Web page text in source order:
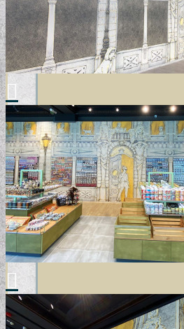
+
VINYL / LAMINÁLT PADLÓ
LAMINÁLT PADLÓ